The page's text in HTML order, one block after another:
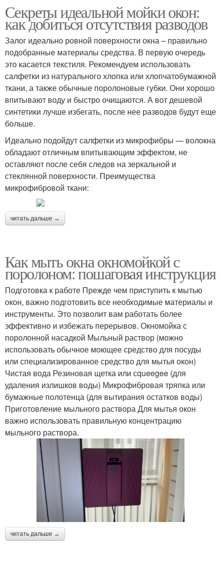
Секреты идеальной мойки окон:
как добиться отсутствия разводов
Залог идеально ровной поверхности окна – правильно
подобранные материалы средства. В первую очередь
это касается текстиля. Рекомендуем использовать
салфетки из натурального хлопка или хлопчатобумажной
ткани, а также обычные поролоновые губки. Они хорошо
впитывают воду и быстро очищаются. А вот дешевой
синтетики лучше избегать, после нее разводов будут еще
больше.
Идеально подойдут салфетки из микрофибры — волокна
обладают отличным впитывающим эффектом, не
оставляют после себя следов на зеркальной и
стеклянной поверхности. Преимущества
микрофибровой ткани:
читать дальше →
Как мыть окна окномойкой с
поролоном: пошаговая инструкция
Подготовка к работе Прежде чем приступить к мытью
окон, важно подготовить все необходимые материалы и
инструменты. Это позволит вам работать более
эффективно и избежать перерывов. Окномойка с
поролонной насадкой Мыльный раствор (можно
использовать обычное моющее средство для посуды
или специализированное средство для мытья окон)
Чистая вода Резиновая щетка или сqueegee (для
удаления излишков воды) Микрофибровая тряпка или
бумажные полотенца (для вытирания остатков воды)
Приготовление мыльного раствора Для мытья окон
важно использовать правильную концентрацию
мыльного раствора.
читать дальше →